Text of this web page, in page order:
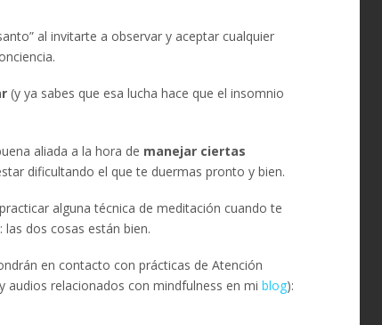
al invitarte a observar y aceptar cualquier
(y ya sabes que esa lucha hace que el insomnio
aliada a la hora de manejar ciertas
dificultando el que te duermas pronto y bien.
alguna técnica de meditación cuando te
dos cosas están bien.
en contacto con prácticas de Atención
audios relacionados con mindfulness en miblog):